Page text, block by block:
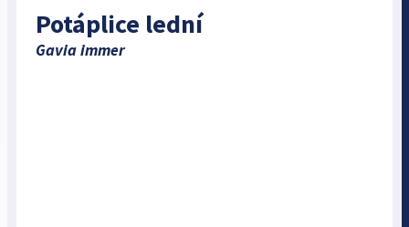
Potáplice lední
Gavia immer